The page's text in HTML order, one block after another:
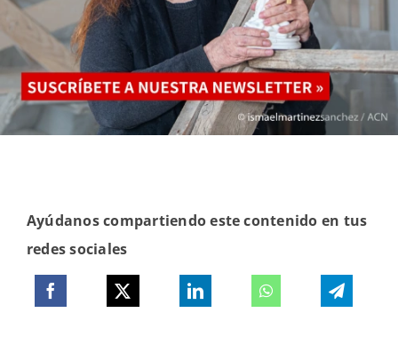
Ayúdanos compartiendo este contenido en tus
redes sociales